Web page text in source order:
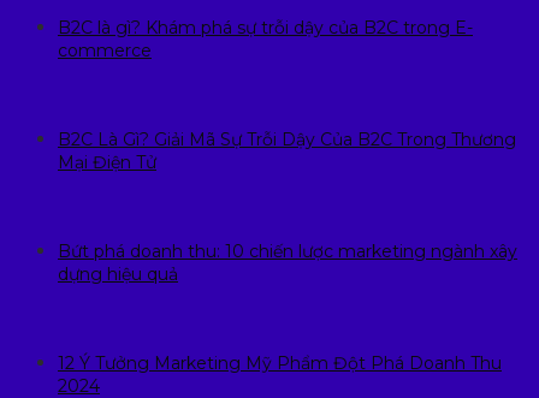
B2C là gì? Khám phá sự trỗi dậy của B2C trong E-
commerce
B2C Là Gì? Giải Mã Sự Trỗi Dậy Của B2C Trong Thương
Mại Điện Tử
Bứt phá doanh thu: 10 chiến lược marketing ngành xây
dựng hiệu quả
12 Ý Tưởng Marketing Mỹ Phẩm Đột Phá Doanh Thu
2024